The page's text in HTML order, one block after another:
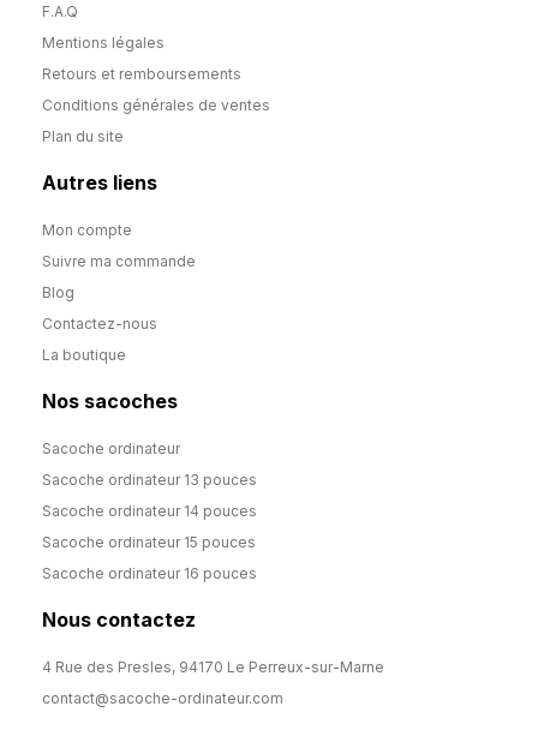
F.A.Q
Mentions légales
Retours et remboursements
Conditions générales de ventes
Plan du site
Autres liens
Mon compte
Suivre ma commande
Blog
Contactez-nous
La boutique
Nos sacoches
Sacoche ordinateur
Sacoche ordinateur 13 pouces
Sacoche ordinateur 14 pouces
Sacoche ordinateur 15 pouces
Sacoche ordinateur 16 pouces
Nous contactez
4 Rue des Presles, 94170 Le Perreux-sur-Marne
contact@sacoche-ordinateur.com